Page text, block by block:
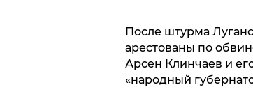
После штурма
арестованы по
Арсен Клинчаев и
«народный